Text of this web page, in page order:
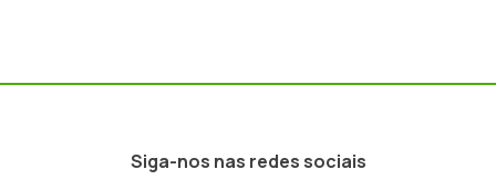
Siga-nos nas redes sociais